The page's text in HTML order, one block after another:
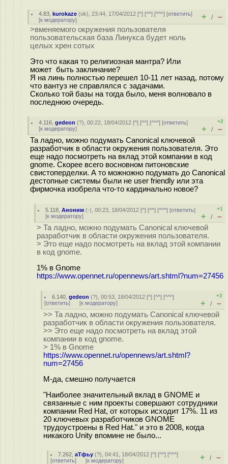
4.83 ,kurokaze (ok), 23:44, 17/04/2012 [^] [^^] [^^^] [ответить]
[к модератору] + / –
>вменяемого окружения пользователя
пользовательская база Линукса будет ноль
целых хрен сотых
Это что какая то религиозная мантра? Или
может быть заклинание?
Я на линь полностью перешел 10-11 лет назад, потому
что вантуз не справлялся с задачами.
Сколько той базы на тогда было, меня волновало в
последнюю очередь.
4.116 ,gedeon (?), 00:22, 18/04/2012 [^] [^^] [^^^] [ответить]
[к модератору]
+2
+ / –
Та ладно, можно подумать Canonical ключевой
разработчик в области окружения пользователя. Это
еще надо посмотреть на вклад этой компании в код
gnome. Скорее всего восновном питоновские
свистоперделки. А то можножно подумать до Canonical
дестопные системы были не user friendly или эта
фирмочка изобрела что-то кардинально новое?
5.118 ,Аноним (-), 00:23, 18/04/2012 [^] [^^] [^^^] [ответить]
[к модератору]
+1
+ / –
> Та ладно, можно подумать Canonical ключевой
разработчик в области окружения пользователя.
> Это еще надо посмотреть на вклад этой компании
в код gnome.
1% в Gnome
https://www.opennet.ru/opennews/art.shtml?num=27456
6.140 ,gedeon (?), 00:53, 18/04/2012 [^] [^^] [^^^]
[ответить] [к модератору]
+2
+ / –
>> Та ладно, можно подумать Canonical ключевой
разработчик в области окружения пользователя.
>> Это еще надо посмотреть на вклад этой
компании в код gnome.
> 1% в Gnome
https://www.opennet.ru/opennews/art.shtml?
num=27456
М-да, смешно получается
"Наиболее значительный вклад в GNOME и
связанные с ним проекты совершают сотрудники
компании Red Hat, от которых исходит 17%. 11 из
20 ключевых разработчиков GNOME
трудоустроены в Red Hat." и это в 2008, когда
никакого Unity впомине не было...
7.262 ,аТфьу (?), 04:41, 18/04/2012 [^] [^^] [^^^]
[ответить] [к модератору] + / –